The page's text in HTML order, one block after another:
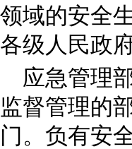
领域的安全
各级人民政
应急管理
监督管理的
门。负有安